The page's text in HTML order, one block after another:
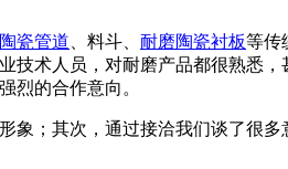
瓷管道 、料斗、 耐磨陶瓷衬板等传
技术人员，对耐磨产品都很熟悉
烈的合作意向。
；其次，通过接洽我们谈了很多